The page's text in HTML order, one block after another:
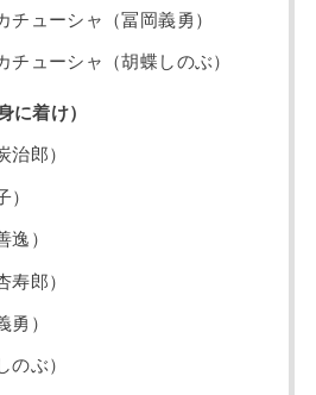
チューシャ（冨岡義勇）
チューシャ（胡蝶しのぶ）
に着け）
治郎）
）
逸）
寿郎）
勇）
のぶ）